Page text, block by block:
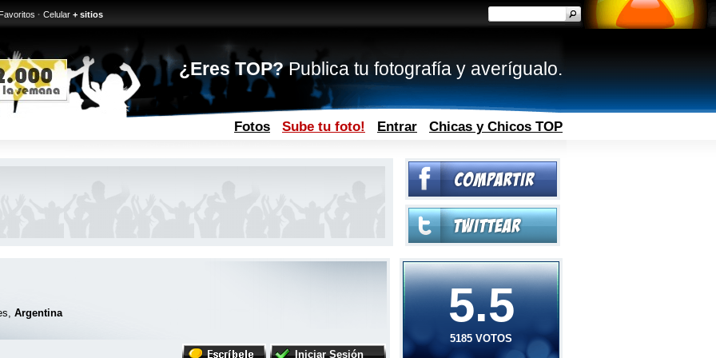
· Celular + sitios
¿Eres TOP?Publica tu fotografía y averígualo.
Fotos Sube tu foto! Entrar Chicas y Chicos TOP
5.5
5185 VOTOS
Argentina
Iniciar Sesión